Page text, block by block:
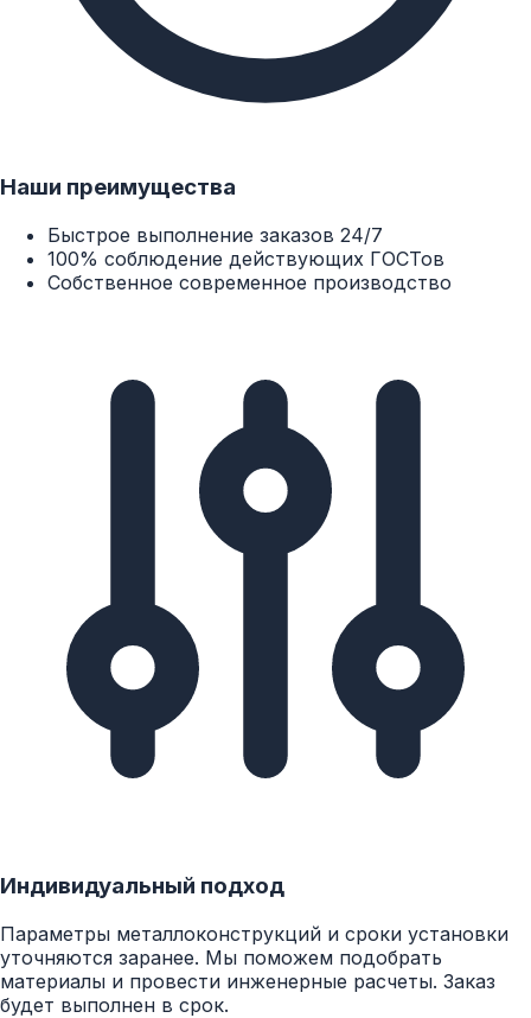
Наши преимущества
Быстрое выполнение заказов 24/7
100% соблюдение действующих ГОСТов
Собственное современное производство
Индивидуальный подход
Параметры металлоконструкций и сроки установки
уточняются заранее. Мы поможем подобрать
материалы и провести инженерные расчеты. Заказ
будет выполнен в срок.